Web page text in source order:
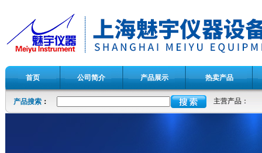
首页 公司简介 产品展示 热卖产品
产品搜索 ： 主营产品：